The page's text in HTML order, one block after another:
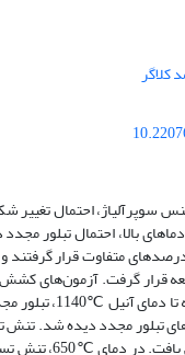
کلاگر
سوپرآلیاژ، احتمال
متفاوت قرار